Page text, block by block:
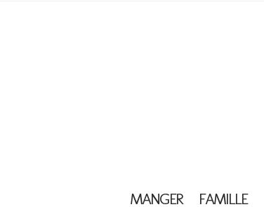
MANGER FAMILLE